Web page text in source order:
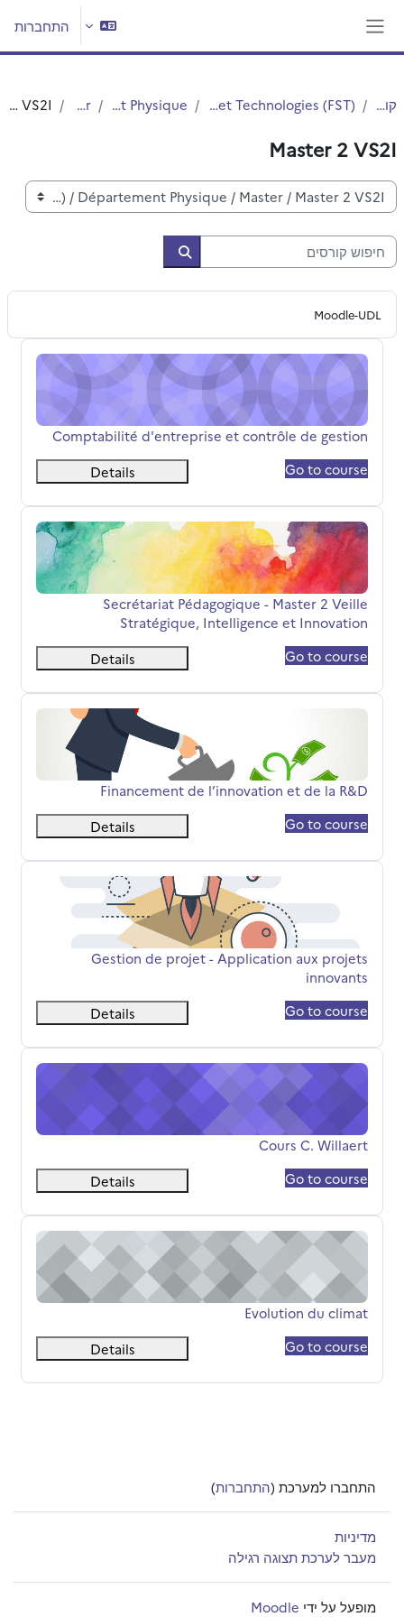
התחברות
קורסים Faculté des Sciences et Technologies (FST)
Département Physique
Master
Master 2 VS2I
Master 2 VS2I
קטגוריות קורסים
חיפוש קורסים
חיפוש קורסים
Moodle-UDL
Comptabilité d'entreprise et contrôle de gestion
שם הקורס
Comptabilité d'entreprise et contrôle de gestion
Go to course
Details
- Master 2 Veille Stratégique, Intelligence et Innovation
שם הקורס
Secrétariat Pédagogique - Master 2 Veille
Stratégique, Intelligence et Innovation
Go to course
Details
Financement de l’innovation et de la R&amp;D
שם הקורס
Financement de l’innovation et de la R&D
Go to course
Details
Gestion de projet - Application aux projets innovants
שם הקורס
Gestion de projet - Application aux projets
innovants
Go to course
Details
Cours C. Willaert
שם הקורס
Cours C. Willaert
Go to course
Details
Evolution du climat
שם הקורס
Evolution du climat
Go to course
Details
התחברו למערכת (התחברות)
מדיניות
מעבר לערכת תצוגה רגילה
מופעל על ידי Moodle